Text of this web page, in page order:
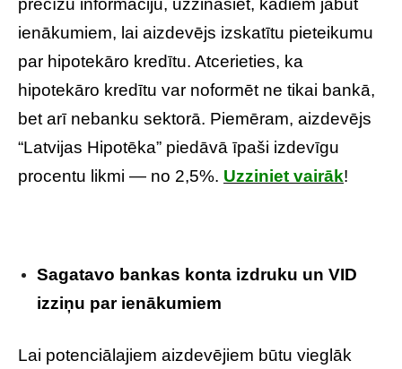
precīzu informāciju, uzzināsiet, kādiem jābūt
ienākumiem, lai aizdevējs izskatītu pieteikumu
par hipotekāro kredītu. Atcerieties, ka
hipotekāro kredītu var noformēt ne tikai bankā,
bet arī nebanku sektorā. Piemēram, aizdevējs
“Latvijas Hipotēka” piedāvā īpaši izdevīgu
procentu likmi — no 2,5%. Uzziniet vairāk!
Sagatavo bankas konta izdruku un VID
izziņu par ienākumiem
Lai potenciālajiem aizdevējiem būtu vieglāk